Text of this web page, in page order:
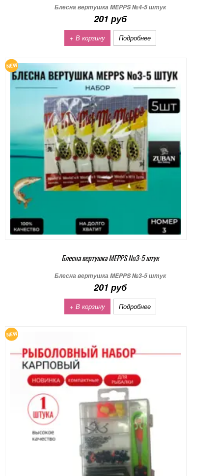
Блесна вертушка MEPPS №4-5 штук
201 руб
+ В корзину Подробнее
Блесна вертушка MEPPS №3-5 штук
Блесна вертушка MEPPS №3-5 штук
201 руб
+ В корзину Подробнее